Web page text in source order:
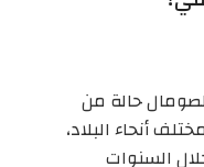
حالة من
أنحاء البلاد،
السنوات